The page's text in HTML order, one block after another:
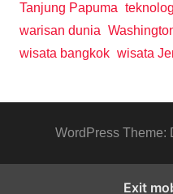
Tanjung Papuma
warisan dunia
wisata bangkok wisata
WordPress Theme:
Exit